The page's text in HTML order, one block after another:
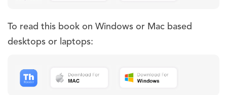
To read this book on Windows or Mac based
desktops or laptops: